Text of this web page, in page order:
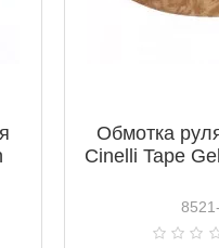
Обмотка
Cinelli Tape